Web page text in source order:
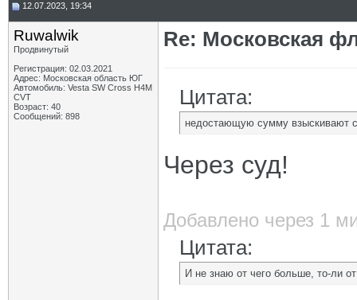
12.07.2023, 19:34
Ruwalwik
Продвинутый
Регистрация: 02.03.2021
Адрес: Московская область ЮГ
Автомобиль: Vesta SW Cross H4M
CVT
Возраст: 40
Сообщений: 898
Re: Московская
Цитата:
недостающую сумму взыскивают
Через суд!
Добавлено через 1
Цитата:
И не знаю от чего больше, то-ли